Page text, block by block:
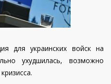
для украинских войск на
ухудшилась, возможно